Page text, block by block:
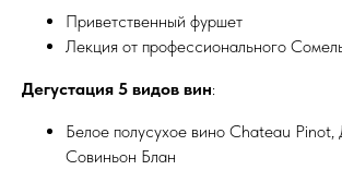
Приветственный фуршет
Лекция от профессионального
Дегустация 5 видов вин:
Белое полусухое вино Chateau Pinot,
Совиньон Блан